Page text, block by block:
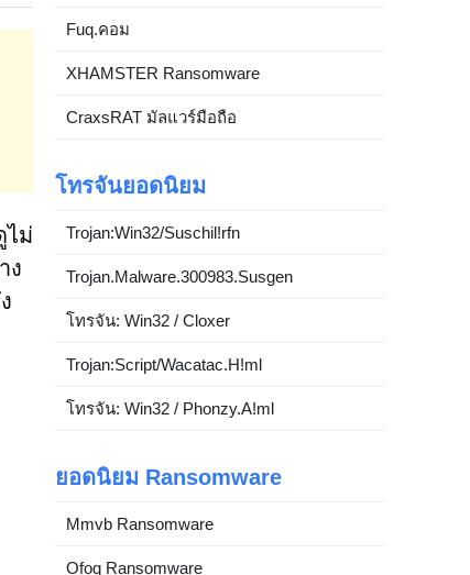
ไม่
ง
Fuq.คอม
XHAMSTER Ransomware
CraxsRAT มัลแวร์มือถือ
โทรจันยอดนิยม
Trojan:Win32/Suschil!rfn
Trojan.Malware.300983.Susgen
โทรจัน: Win32 / Cloxer
Trojan:Script/Wacatac.H!ml
โทรจัน: Win32 / Phonzy.A!ml
ยอดนิยม Ransomware
Mmvb Ransomware
Ofoq Ransomware